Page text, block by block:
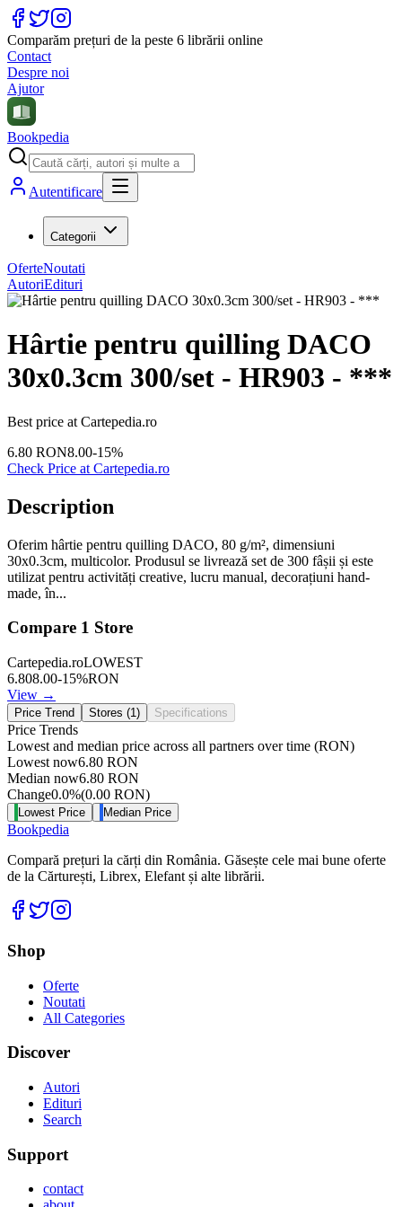
Comparăm prețuri de la peste 6 librării online
Contact
Despre noi
Ajutor
Bookpedia
Autentificare
Categorii
OferteNoutati
AutoriEdituri
Hârtie pentru quilling DACO
30x0.3cm 300/set - HR903 - ***
Best price at Cartepedia.ro
6.80 RON8.00-15%
Check Price at Cartepedia.ro
Description
Oferim hârtie pentru quilling DACO, 80 g/m², dimensiuni
30x0.3cm, multicolor. Produsul se livrează set de 300 fâșii și este
utilizat pentru activități creative, lucru manual, decorațiuni hand-
made, în...
Compare 1 Store
Cartepedia.roLOWEST
6.808.00-15%RON
View →
Price Trend Stores (1) Specifications
Price Trends
Lowest and median price across all partners over time (RON)
Lowest now6.80 RON
Median now6.80 RON
Change0.0%(0.00 RON)
Lowest Price Median Price
Bookpedia
Compară prețuri la cărți din România. Găsește cele mai bune oferte
de la Cărturești, Librex, Elefant și alte librării.
Facebook
Twitter
Shop
Oferte
Noutati
All Categories
Discover
Autori
Edituri
Search
Support
contact